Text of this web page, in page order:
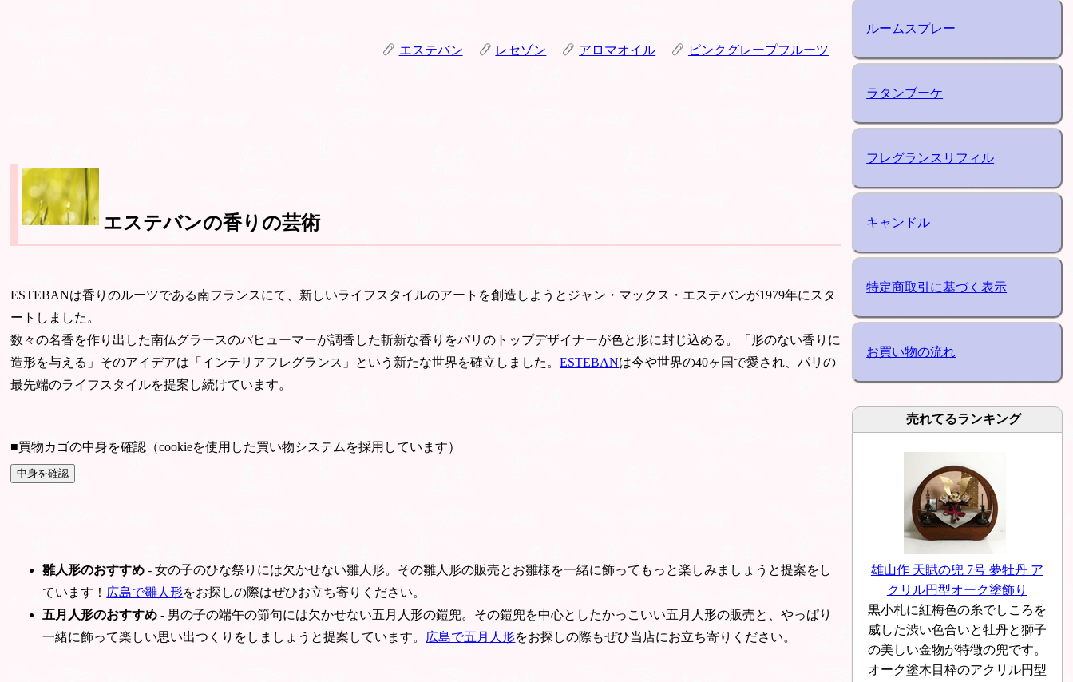
エステバン レセゾン アロマオイル ピンクグレープフルーツ
エステバンの香りの芸術
ESTEBANは香りのルーツである南フランスにて、新しいライフスタイルのアートを創造しようとジャン・マックス・エステバンが1979年にスタ
ートしました。
数々の名香を作り出した南仏グラースのパヒューマーが調香した斬新な香りをパリのトップデザイナーが色と形に封じ込める。「形のない香りに
造形を与える」そのアイデアは「インテリアフレグランス」という新たな世界を確立しました。ESTEBANは今や世界の40ヶ国で愛され、パリの
最先端のライフスタイルを提案し続けています。
■買物カゴの中身を確認（cookieを使用した買い物システムを採用しています）
雛人形のおすすめ - 女の子のひな祭りには欠かせない雛人形。その雛人形の販売とお雛様を一緒に飾ってもっと楽しみましょうと提案をし
ています！ 広島で雛人形をお探しの際はぜひお立ち寄りください。
五月人形のおすすめ - 男の子の端午の節句には欠かせない五月人形の鎧兜。その鎧兜を中心としたかっこいい五月人形の販売と、やっぱり
一緒に飾って楽しい思い出つくりをしましょうと提案しています。 広島で五月人形をお探しの際もぜひ当店にお立ち寄りください。
ルームスプレー
ラタンブーケ
フレグランスリフィル
キャンドル
特定商取引に基づく表示
お買い物の流れ
売れてるランキング
雄山作 天賦の兜 7号 夢牡丹 ア
クリル円型オーク塗飾り
黒小札に紅梅色の糸でしころを
威した渋い色合いと牡丹と獅子
の美しい金物が特徴の兜です。
オーク塗木目枠のアクリル円型